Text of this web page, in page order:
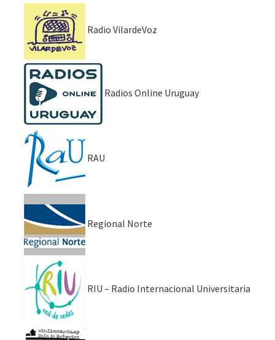
Radio VilardeVoz
Radios Online Uruguay
RAU
Regional Norte
RIU – Radio Internacional Universitaria